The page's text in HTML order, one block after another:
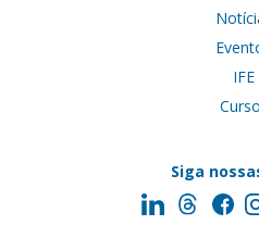
IFE
Siga